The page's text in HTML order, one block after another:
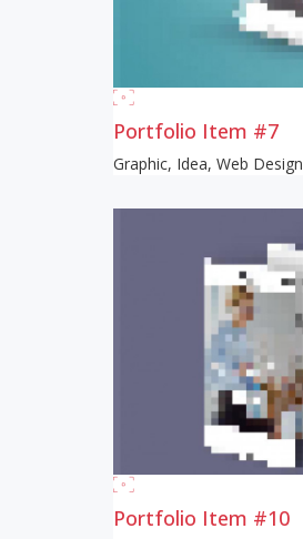
Portfolio Item #7
Graphic, Idea, Web Design
Portfolio Item #10